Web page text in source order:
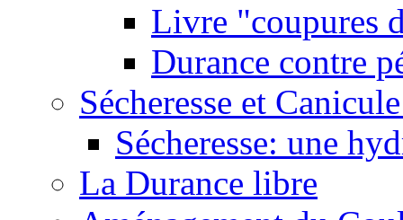
Livre "coupures
Durance contre
Sécheresse et
Sécheresse: une
La Durance libre